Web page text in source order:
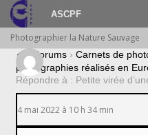
ASCPF
Photographier la Nature Sauvage
› Forums › Carnets de
photographies réalisés en
Répondre à : Petite virée
4 mai 2022 à 10 h 34 min